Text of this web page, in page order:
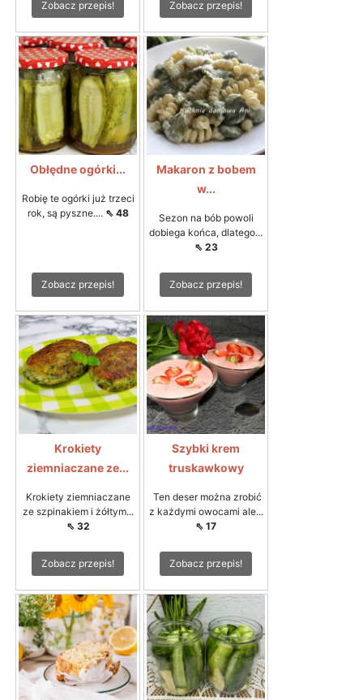
Zobacz przepis! Zobacz przepis!
Obłędne ogórki...
Robię te ogórki już trzeci
rok, są pyszne.... ⇖ 48
Zobacz przepis!
Makaron z bobem
w...
Sezon na bób powoli
dobiega końca, dlatego...
⇖ 23
Zobacz przepis!
Krokiety
ziemniaczane ze...
Krokiety ziemniaczane
ze szpinakiem i żółtym...
⇖ 32
Zobacz przepis!
Szybki krem
truskawkowy
Ten deser można zrobić
z każdymi owocami ale...
⇖ 17
Zobacz przepis!